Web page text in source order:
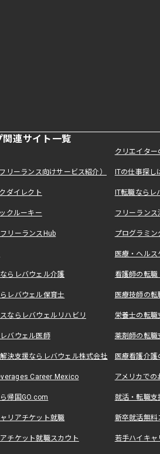
関連サイト一覧
クリエイタ
リーランス向けサービス紹介） ITの仕事探
ダイレクト IT転職なら
クルーキー フリーラン
リーランスHub プログラミ
医療・ヘル
らレバウェル介護 看護師の転
レバウェル保育士 医療技師の
ならレバウェルリハビリ 栄養士の転
バウェル医師 薬剤師の転
決支援ならレバウェル株式会社 医療看護介
Career Mexico アメリカで
帰国GO.com 就活・転職
リアチケット就職 新卒就活無料
チケット就職スカウト 若手ハイキ